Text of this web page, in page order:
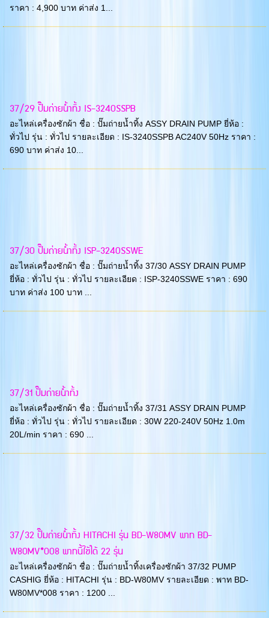
ราคา : 4,900 บาท ค่าส่ง 1...
37/29 ปั๊มถ่ายน้ำทิ้ง IS-3240SSPB
อะไหล่เครื่องซักผ้า ชื่อ : ปั๊มถ่ายน้ำทิ้ง ASSY DRAIN PUMP ยี่ห้อ :
ทั่วไป รุ่น : ทั่วไป รายละเอียด : IS-3240SSPB AC240V 50Hz ราคา :
690 บาท ค่าส่ง 10...
37/30 ปั๊มถ่ายน้ำทิ้ง ISP-3240SSWE
อะไหล่เครื่องซักผ้า ชื่อ : ปั๊มถ่ายน้ำทิ้ง 37/30 ASSY DRAIN PUMP
ยี่ห้อ : ทั่วไป รุ่น : ทั่วไป รายละเอียด : ISP-3240SSWE ราคา : 690
บาท ค่าส่ง 100 บาท ...
37/31 ปั๊มถ่ายน้ำทิ้ง
อะไหล่เครื่องซักผ้า ชื่อ : ปั๊มถ่ายน้ำทิ้ง 37/31 ASSY DRAIN PUMP
ยี่ห้อ : ทั่วไป รุ่น : ทั่วไป รายละเอียด : 30W 220-240V 50Hz 1.0m
20L/min ราคา : 690 ...
37/32 ปั๊มถ่ายน้ำทิ้ง HITACHI รุ่น BD-W80MV พาท BD-
W80MV*008 พาทนี้ใช้ได้ 22 รุ่น
อะไหล่เครื่องซักผ้า ชื่อ : ปั๊มถ่ายน้ำทิ้งเครื่องซักผ้า 37/32 PUMP
CASHIG ยี่ห้อ : HITACHI รุ่น : BD-W80MV รายละเอียด : พาท BD-
W80MV*008 ราคา : 1200 ...